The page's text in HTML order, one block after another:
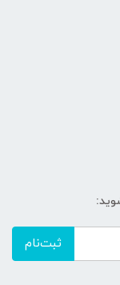
ثبت‌نام